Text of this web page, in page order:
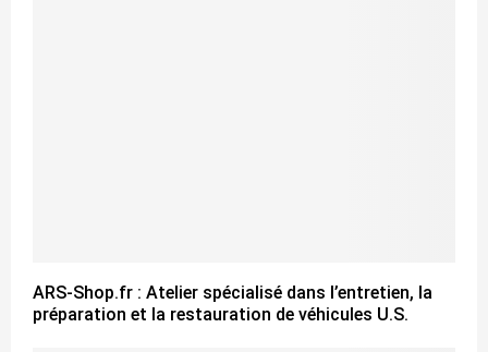
ARS-Shop.fr : Atelier spécialisé dans l’entretien, la
préparation et la restauration de véhicules U.S.